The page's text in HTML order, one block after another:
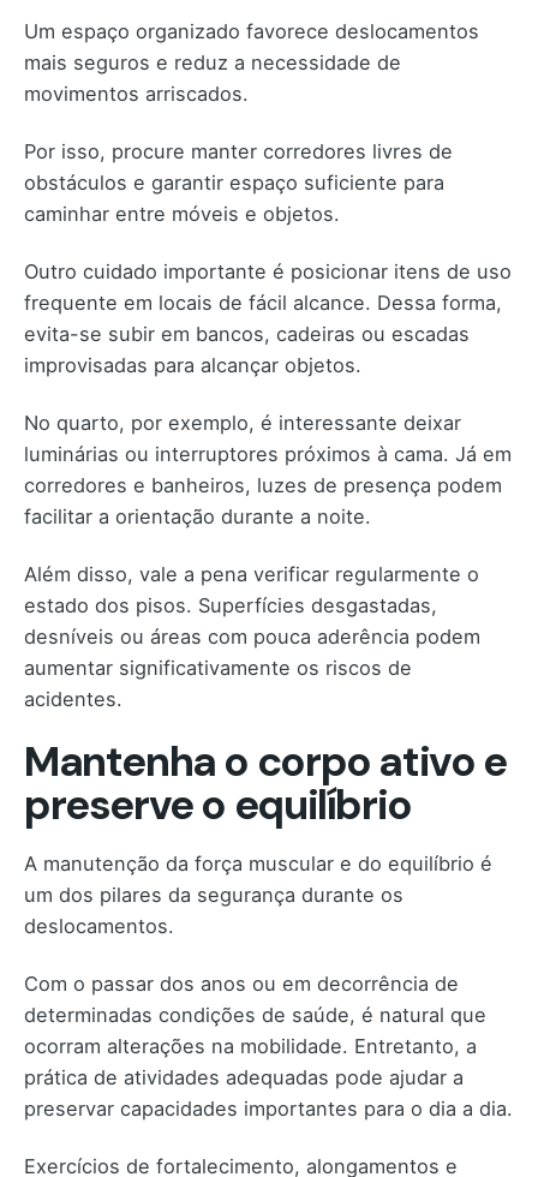
Um espaço organizado favorece deslocamentos
mais seguros e reduz a necessidade de
movimentos arriscados.
Por isso, procure manter corredores livres de
obstáculos e garantir espaço suficiente para
caminhar entre móveis e objetos.
Outro cuidado importante é posicionar itens de uso
frequente em locais de fácil alcance. Dessa forma,
evita-se subir em bancos, cadeiras ou escadas
improvisadas para alcançar objetos.
No quarto, por exemplo, é interessante deixar
luminárias ou interruptores próximos à cama. Já em
corredores e banheiros, luzes de presença podem
facilitar a orientação durante a noite.
Além disso, vale a pena verificar regularmente o
estado dos pisos. Superfícies desgastadas,
desníveis ou áreas com pouca aderência podem
aumentar significativamente os riscos de
acidentes.
Mantenha o corpo ativo e
preserve o equilíbrio
A manutenção da força muscular e do equilíbrio é
um dos pilares da segurança durante os
deslocamentos.
Com o passar dos anos ou em decorrência de
determinadas condições de saúde, é natural que
ocorram alterações na mobilidade. Entretanto, a
prática de atividades adequadas pode ajudar a
preservar capacidades importantes para o dia a dia.
Exercícios de fortalecimento, alongamentos e